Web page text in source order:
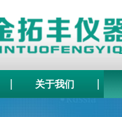
关于我们